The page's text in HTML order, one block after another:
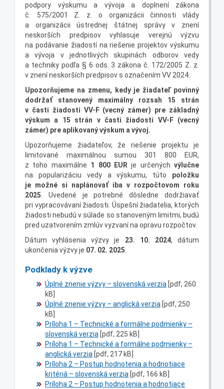
podpory výskumu a vývoja a doplnení zákona
č. 575/2001 Z. z. o organizácii činnosti vlády
a organizácii ústrednej štátnej správy v znení
neskorších predpisov vyhlasuje verejnú výzvu
na podávanie žiadostí na riešenie projektov výskumu
a vývoja v jednotlivých skupinách odborov vedy
a techniky podľa § 6 ods. 3 zákona č. 172/2005 Z. z.
v znení neskorších predpisov s označením VV 2024.
Upozorňujeme na zmenu, kedy je žiadateľ povinný
dodržať stanovený maximálny rozsah 15 strán
v časti žiadosti VV-F (vecný zámer) pre základný
výskum a 15 strán v časti žiadosti VV-F (vecný
zámer) pre aplikovaný výskum a vývoj.
Upozorňujeme žiadateľov, že riešenie projektu je
limitované maximálnou sumou 301 800 EUR,
z toho maximálne 1 800 EUR je určených výlučne
na popularizáciu vedy a výskumu, túto položku
je možné si naplánovať iba v rozpočtovom roku
2025 . Uvedené je potrebné dôsledne dodržiavať
pri vypracovávaní žiadosti. Úspešní žiadatelia, ktorých
žiadosti nebudú v súlade so stanoveným limitmi, budú
pred uzatvorením zmlúv vyzvaní na opravu rozpočtov.
Dátum vyhlásenia výzvy je
23. 10. 2024, dátum
ukončenia výzvy je 07. 02. 2025
Podklady k výzve
Úplné znenie výzvy – slovenská verzia [pdf, 260
kB]
Úplné znenie výzvy – anglická verzia [pdf, 250
kB]
Príloha 1 – Technické a formálne podmienky –
slovenská verzia [pdf, 225 kB]
Príloha 1 – Technické a formálne podmienky –
anglická verzia [pdf, 217 kB]
Príloha 2 – Postup hodnotenia a hodnotiace
kritériá – slovenská verzia [pdf, 166 kB]
Príloha 2 – Postup hodnotenia a hodnotiace